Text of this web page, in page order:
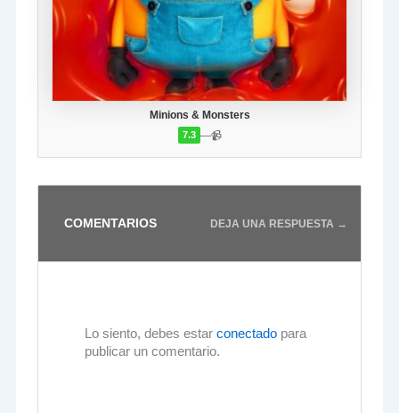
Minions & Monsters
7.3 —📹
COMENTARIOS DEJA UNA RESPUESTA →
Lo siento, debes estar conectadopara
publicar un comentario.